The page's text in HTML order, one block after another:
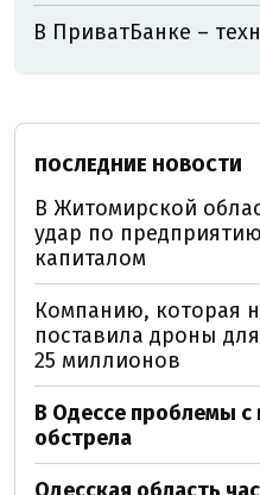
В ПриватБанке –
ПОСЛЕДНИЕ НОВОСТИ
В Житомирской
удар по
капиталом
Компанию, которая
поставила дроны
25 миллионов
В Одессе проблемы с
обстрела